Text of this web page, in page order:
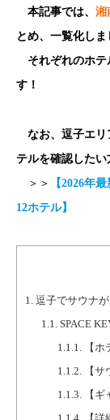
本記事では、 湘
とめ、一覧化しま
それぞれのホ
す！
なお、逗子エ
テルを確認したい
＞＞
【2026年
12ホテル】
1. 逗子でサウナ
1.1.SPACE
1.1.1.【ホ
1.1.2.【サ
1.1.3.【ギ